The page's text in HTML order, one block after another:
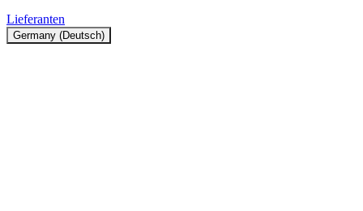
Lieferanten
Germany (Deutsch)